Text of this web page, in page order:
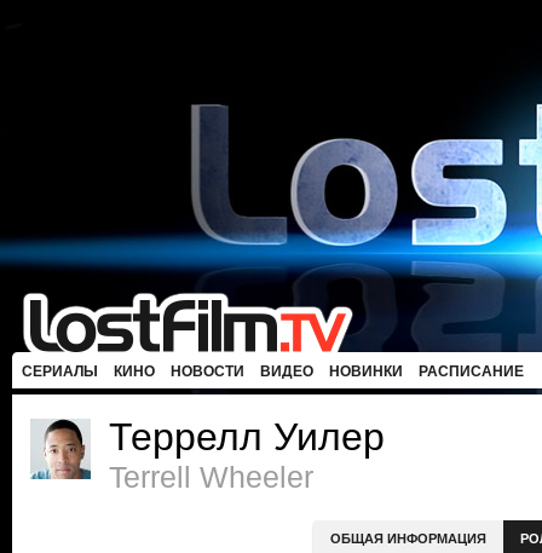
СЕРИАЛЫ КИНО НОВОСТИ ВИДЕО НОВИНКИ РАСПИСАНИЕ
Террелл Уилер
Terrell Wheeler
ОБЩАЯ ИНФОРМАЦИЯ